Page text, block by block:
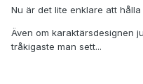
Nu är det lite enklare att
Även om karaktärsdesignen
tråkigaste man sett...